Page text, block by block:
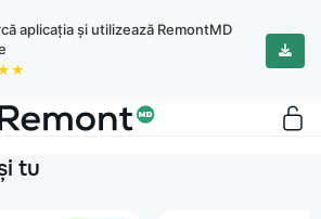
aplicația și utilizează RemontMD
tu